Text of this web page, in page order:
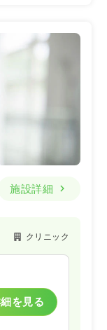
施設詳細
クリニック
を見る